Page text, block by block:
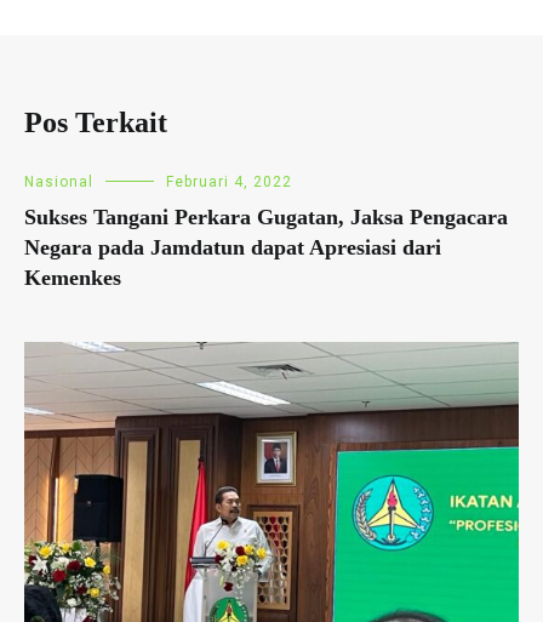
Pos Terkait
Nasional Februari 4, 2022
Sukses Tangani Perkara Gugatan, Jaksa Pengacara
Negara pada Jamdatun dapat Apresiasi dari
Kemenkes